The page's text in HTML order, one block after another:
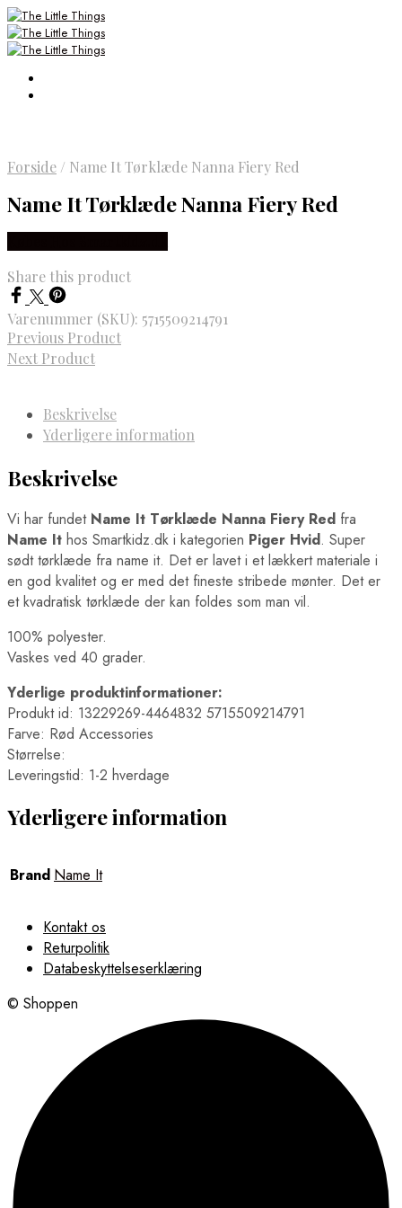
Forside / Name It Tørklæde Nanna Fiery Red
Name It Tørklæde Nanna Fiery Red
Share this product
Varenummer (SKU): 5715509214791
Previous Product
Next Product
Beskrivelse
Yderligere information
Beskrivelse
Vi har fundet Name It Tørklæde Nanna Fiery Red fra
Name It hos Smartkidz.dk i kategorien Piger Hvid. Super
sødt tørklæde fra name it. Det er lavet i et lækkert materiale i
en god kvalitet og er med det fineste stribede mønter. Det er
et kvadratisk tørklæde der kan foldes som man vil.
100% polyester.
Vaskes ved 40 grader.
Yderlige produktinformationer:
Produkt id: 13229269-4464832 5715509214791
Farve: Rød Accessories
Størrelse:
Leveringstid: 1-2 hverdage
Yderligere information
Brand Name It
Kontakt os
Returpolitik
Databeskyttelseserklæring
© Shoppen